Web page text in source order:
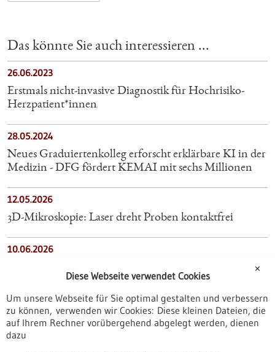
Das könnte Sie auch interessieren ...
26.06.2023
Erstmals nicht-invasive Diagnostik für Hochrisiko-
Herzpatient*innen
28.05.2024
Neues Graduiertenkolleg erforscht erklärbare KI in der
Medizin - DFG fördert KEMAI mit sechs Millionen
12.05.2026
3D-Mikroskopie: Laser dreht Proben kontaktfrei
10.06.2026
10.09.2025
DFG fördert Heidelberger Forschungsprojekt zur
✕
Diese Webseite verwendet Cookies
Um unsere Webseite für Sie optimal gestalten und verbessern
zu können, verwenden wir Cookies: Diese kleinen Dateien, die
auf Ihrem Rechner vorübergehend abgelegt werden, dienen
dazu